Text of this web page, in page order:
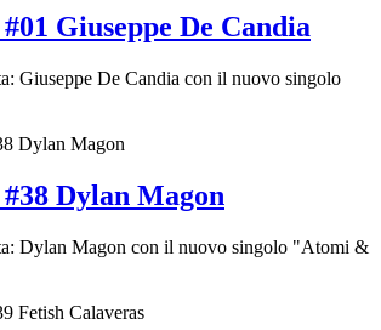
Giuseppe De Candia
Giuseppe De Candia con il nuovo singolo
Dylan Magon
Dylan Magon con il nuovo singolo "Atomi &